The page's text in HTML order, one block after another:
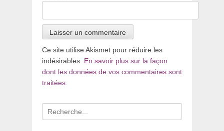
Ce site utilise Akismet pour réduire les
indésirables. En savoir plus sur la façon
dont les données de vos commentaires sont
traitées
Recherche
pour